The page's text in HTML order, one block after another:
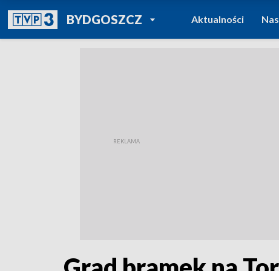
BYDGOSZCZPOWRÓT DO
TVP REGIONY
Aktualności